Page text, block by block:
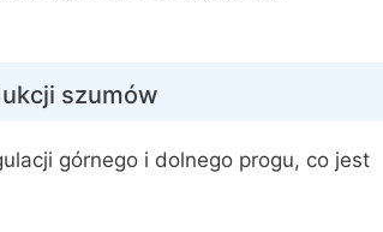
szumów
górnego i dolnego progu, co jest